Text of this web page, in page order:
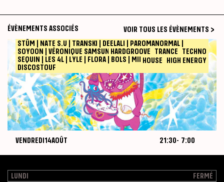
ÉVÈNEMENTS ASSOCIÉS
VOIR TOUS LES ÉVÈNEMENTS >
VENDREDI14AOÛT 21:30- 7:00 J+2
STÜM | NATE S.U | TRANSKI | DEELALI | PAROMANORMAL |
SOYOON | VÉRONIQUE SAMSUNG | RACINE | YOUPS | REQUIN
SEQUIN | LES 4L | LYLE | FLORA | BOLS | MIRAY | FLEXI M |
DISCOSTOUF
DIVA X CHAT
MANIK
TECHNO
TRANCE
HARDGROOVE
HIGH ENERGY
HOUSE
VENDREDI 14AOÛT 21:30- 7:00
2026
LUNDI
FERMÉ